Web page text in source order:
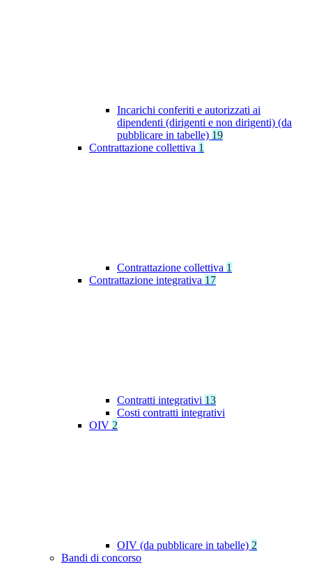
Incarichi conferiti e autorizzati ai
dipendenti (dirigenti e non dirigenti) (da
pubblicare in tabelle) 19
Contrattazione collettiva 1
Contrattazione collettiva 1
Contrattazione integrativa 17
Contratti integrativi 13
Costi contratti integrativi
OIV 2
OIV (da pubblicare in tabelle) 2
Bandi di concorso